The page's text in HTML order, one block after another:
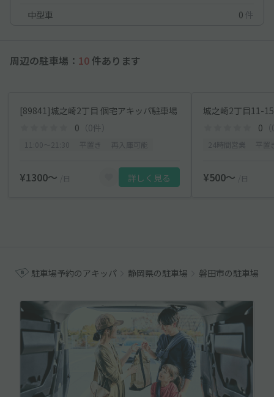
中型車
0 件
周辺の駐車場： 10 件あります
[89841]城之崎2丁目 個宅アキッパ駐車場
0 （0件）
¥1300〜 /日 詳しく見る
城之崎2丁目11-
0
¥500〜 /日
駐車場予約のアキッパ 静岡県の駐車場 磐田市の駐車場